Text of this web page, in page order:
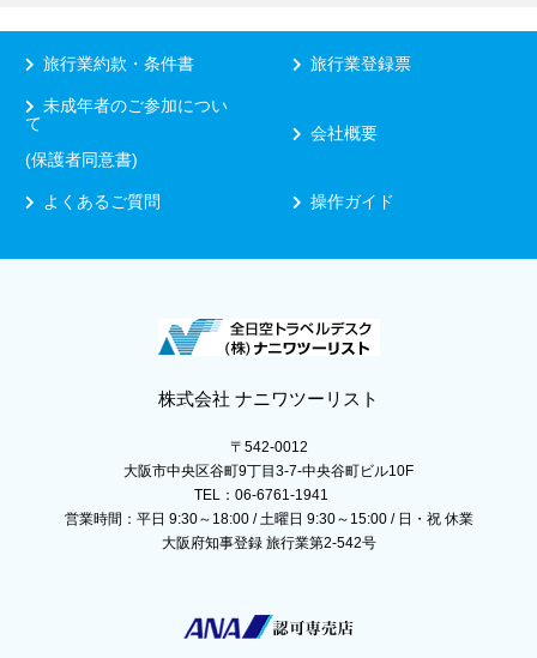
旅行業約款・条件書 旅行業登録票
未成年者のご参加につい
て
(保護者同意書)
会社概要
よくあるご質問 操作ガイド
株式会社 ナニワツーリスト
〒542-0012
大阪市中央区谷町9丁目3-7-中央谷町ビル10F
TEL：06-6761-1941
営業時間：平日 9:30～18:00 / 土曜日 9:30～15:00 / 日・祝 休業
大阪府知事登録 旅行業第2-542号